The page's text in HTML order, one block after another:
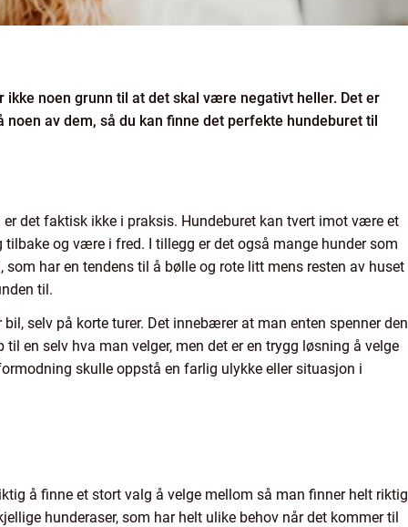
noen grunn til at det skal være negativt heller. Det er
av dem, så du kan finne det perfekte hundeburet til
det faktisk ikke i praksis. Hundeburet kan tvert imot være et
og være i fred. I tillegg er det også mange hunder som
har en tendens til å bølle og rote litt mens resten av huset
til.
selv på korte turer. Det innebærer at man enten spenner den
en selv hva man velger, men det er en trygg løsning å velge
skulle oppstå en farlig ulykke eller situasjon i
å finne et stort valg å velge mellom så man finner helt riktig
hunderaser, som har helt ulike behov når det kommer til